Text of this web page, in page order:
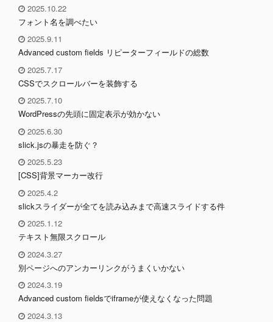
2025.10.22
フォント名を調べたい
2025.9.11
Advanced custom fields リピーターフィールドの総数
2025.7.17
CSSでスクロールバーを装飾する
2025.7.10
WordPressの先頭に固定表示が効かない
2025.6.30
slick.jsの暴走を防ぐ？
2025.5.23
[CSS]背景マーカー改行
2025.4.2
slickスライダーが全てを読み込みまで高速スライドする件
2025.1.12
テキスト無限スクロール
2024.3.27
別ページへのアンカーリンクがうまくいかない
2024.3.19
Advanced custom fieldsでiframeが使えなくなった問題
2024.3.13